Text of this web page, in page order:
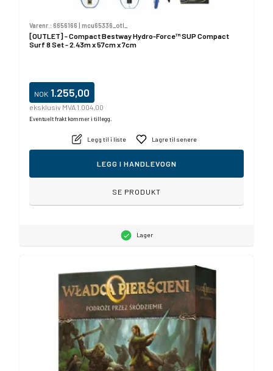
Varenr.: 6656166 | mcu65336_otl_
[OUTLET] - Compact Bestway Hydro-Force™ SUP Compact
Surf 8 Set - 2.43m x 57cm x 7cm
NOK 1.255,00
eksklusiv MVA 1.004,00
Eventuelt frakt kommer i tillegg.
Legg til i liste Lagre til senere
LEGG I HANDLEVOGN
SE PRODUKT
Lager